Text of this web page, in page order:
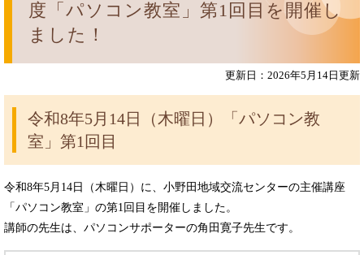
度「パソコン教室」第1回目を開催し
ました！
更新日：2026年5月14日更新
令和8年5月14日（木曜日）「パソコン教
室」第1回目
令和8年5月14日（木曜日）に、小野田地域交流センターの主催講座
「パソコン教室」の第1回目を開催しました。
講師の先生は、パソコンサポーターの角田寛子先生です。